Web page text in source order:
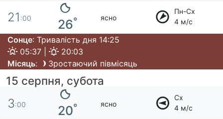
21 :00 26° ясно
Пн-Сх
4 м/с
Сонце: Тривалість дня 14:25
05:37 |
20:03
Місяць: Зростаючий півмісяць
15 серпня, субота
3:00 20° ясно
Сх
4 м/с